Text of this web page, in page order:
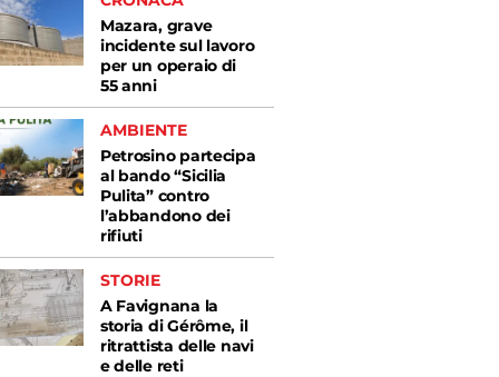
Mazara, grave
incidente sul lavoro
per un operaio di
55 anni
AMBIENTE
Petrosino partecipa
al bando “Sicilia
Pulita” contro
l’abbandono dei
rifiuti
STORIE
A Favignana la
storia di Gérôme, il
ritrattista delle navi
e delle reti